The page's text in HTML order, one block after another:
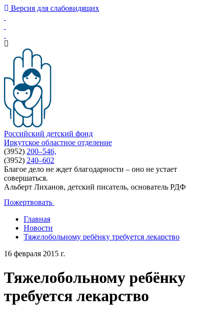
Версия для слабовидящих
Российский детский фонд
Иркутское областное отделение
(3952) 200–546,
(3952) 240–602
Благое дело не ждет благодарности – оно не устает
совершаться.
Альберт Лиханов, детский писатель, основатель РДФ
Пожертвовать
Главная
Новости
Тяжелобольному ребёнку требуется лекарство
16 февраля 2015 г.
Тяжелобольному ребёнку
требуется лекарство